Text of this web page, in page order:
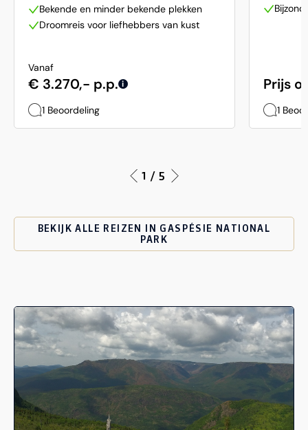
Bekende en minder bekende plekken
Droomreis voor liefhebbers van kust
Vanaf
€ 3.270,- p.p. i
1 Beoordeling
Prijs
1
1 / 5
BEKIJK ALLE REIZEN IN GASPÉSIE NATIONAL
PARK